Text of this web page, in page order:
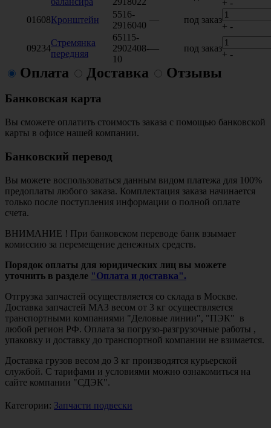
+ -
01608Кронштейн
5516-
2916040
— под заказ
+ -
09234
Стремянка
передняя
65115-
2902408-
10
— под заказ
+ -
Оплата Доставка Отзывы
Банковская карта
Вы сможете оплатить стоимость заказа с помощью банковской
карты в офисе нашей компании.
Банковский перевод
Вы можете воспользоваться данным видом платежа для 100%
предоплаты любого заказа. Комплектация заказа начинается
только после поступления информации о полной оплате
счета.
ВНИМАНИЕ ! При банковском переводе банк взымает
комиссию за перемещение денежных средств.
Порядок оплаты для юридических лиц вы можете
уточнить в разделе "Оплата и доставка".
Отгрузка запчастей осуществляется со склада в Москве.
Доставка запчастей МАЗ весом от 3 кг осуществляется
транспортными компаниями "Деловые линии", "ПЭК" в
любой регион РФ. Оплата за погрузо-разгрузочные работы ,
упаковку и доставку до транспортной компании не взимается.
Доставка грузов весом до 3 кг производятся курьерской
службой. С тарифами и условиями можно ознакомиться на
сайте компании "СДЭК".
Категории: Запчасти подвески